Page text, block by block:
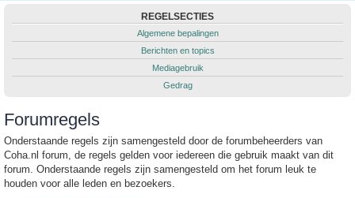
REGELSECTIES
Algemene bepalingen
Berichten en topics
Mediagebruik
Gedrag
Forumregels
Onderstaande regels zijn samengesteld door de forumbeheerders van
Coha.nl forum, de regels gelden voor iedereen die gebruik maakt van dit
forum. Onderstaande regels zijn samengesteld om het forum leuk te
houden voor alle leden en bezoekers.